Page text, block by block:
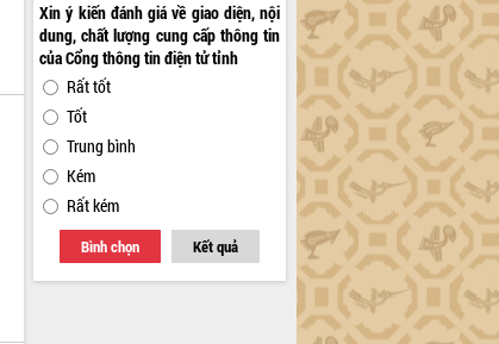
Xin ý kiến đánh giá về giao diện, nội
dung, chất lượng cung cấp thông tin
của Cổng thông tin điện tử tỉnh
Rất tốt
Tốt
Trung bình
Kém
Rất kém
Bình chọn Kết quả